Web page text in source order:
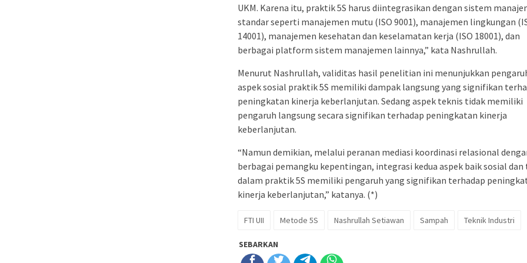
UKM. Karena itu, praktik 5S harus diintegrasikan dengan sistem
standar seperti manajemen mutu (ISO 9001), manajemen lingkungan
14001), manajemen kesehatan dan keselamatan kerja (ISO 18001), dan
berbagai platform sistem manajemen lainnya,” kata Nashrullah.
Menurut Nashrullah, validitas hasil penelitian ini menunjukkan
aspek sosial praktik 5S memiliki dampak langsung yang signifikan
peningkatan kinerja keberlanjutan. Sedang aspek teknis tidak memiliki
pengaruh langsung secara signifikan terhadap peningkatan kinerja
keberlanjutan.
“Namun demikian, melalui peranan mediasi koordinasi relasional
berbagai pemangku kepentingan, integrasi kedua aspek baik sosial dan
dalam praktik 5S memiliki pengaruh yang signifikan terhadap
kinerja keberlanjutan,” katanya. (*)
FTI UII Metode 5S Nashrullah Setiawan Sampah Teknik Industri
SEBARKAN